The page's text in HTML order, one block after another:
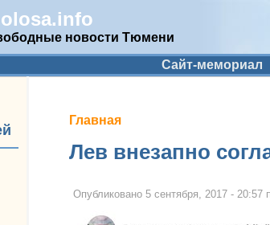
новости Тюмени
меню Сайт-мемориал
Вы здесь
Главная
Лев внезапно
Опубликовано 5 сентября, 2017 - 20:57